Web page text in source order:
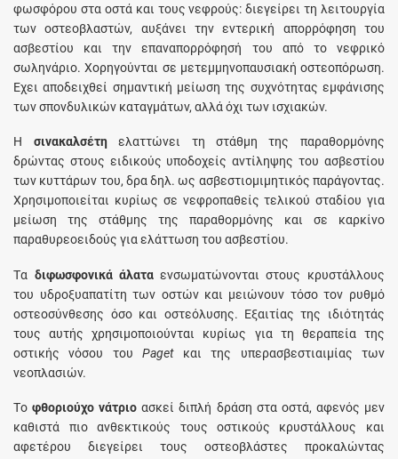
φωσφόρου στα οστά και τους νεφρούς: διεγείρει τη λειτουργία
των οστεοβλαστών, αυξάνει την εντερική απορρόφηση του
ασβεστίου και την επαναπορρόφησή του από το νεφρικό
σωληνάριο. Χορηγούνται σε μετεμμηνοπαυσιακή οστεοπόρωση.
Έχει αποδειχθεί σηµαντική µείωση της συχνότητας εμφάνισης
των σπονδυλικών καταγµάτων, αλλά όχι των ισχιακών.
Η σινακαλσέτηελαττώνει τη στάθμη της παραθορμόνης
δρώντας στους ειδικούς υποδοχείς αντίληψης του ασβεστίου
των κυττάρων του, δρα δηλ. ως ασβεστιομιμητικός παράγοντας.
Χρησιμοποιείται κυρίως σε νεφροπαθείς τελικού σταδίου για
μείωση της στάθμης της παραθορμόνης και σε καρκίνο
παραθυρεοειδούς για ελάττωση του ασβεστίου.
Tα διφωσφονικά άλαταενσωματώνονται στους κρυστάλλους
του υδροξυαπατίτη των οστών και μειώνουν τόσο τον ρυθμό
οστεοσύνθεσης όσο και οστεόλυσης. Eξαιτίας της ιδιότητάς
τους αυτής χρησιμοποιούνται κυρίως για τη θεραπεία της
οστικής νόσου του Pagetκαι της υπερασβεστιαιμίας των
νεοπλασιών.
Tοφθοριούχο νάτριο ασκεί διπλή δράση στα οστά, αφενός μεν
καθιστά πιο ανθεκτικούς τους οστικούς κρυστάλλους και
αφετέρου διεγείρει τους οστεοβλάστες προκαλώντας